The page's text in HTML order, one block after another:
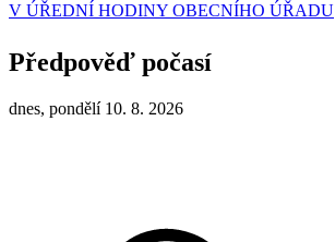
V ÚŘEDNÍ HODINY OBECNÍHO ÚŘADU
Předpověď počasí
dnes, pondělí 10. 8. 2026